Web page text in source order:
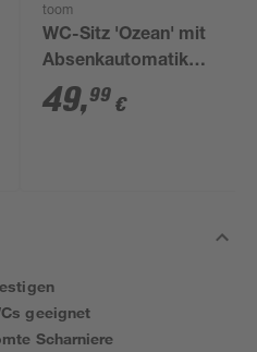
toom
WC-Sitz 'Ozean' mit
Absenkautomatik
Holzkern
49,99 €
geeignet
Scharniere